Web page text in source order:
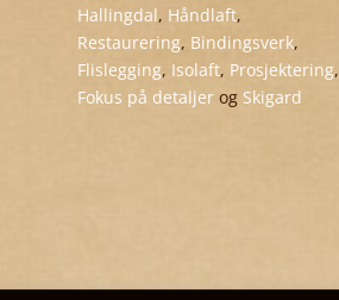
Hallingdal, Håndlaft,
Restaurering, Bindingsverk,
Flislegging, Isolaft, Prosjektering,
Fokus på detaljerog Skigard